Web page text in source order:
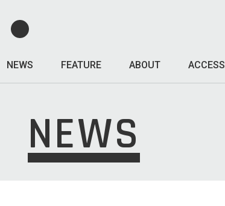
NEWS FEATURE ABOUT ACCESS
NEWS